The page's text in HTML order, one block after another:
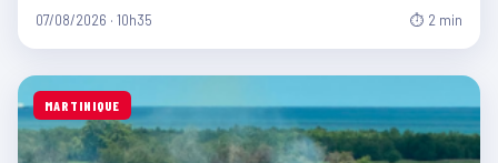
07/08/2026 · 10h35 ⏱ 2 min
MARTINIQUE